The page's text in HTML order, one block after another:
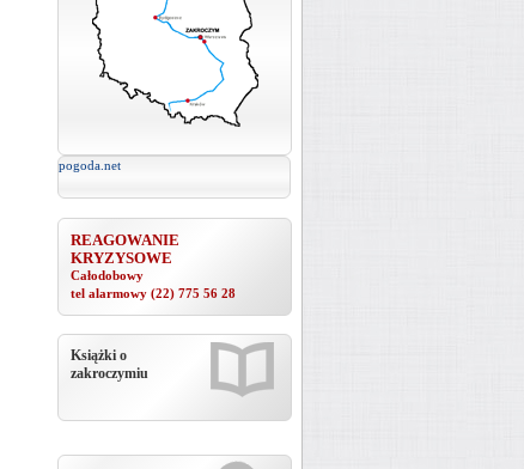
pogoda.net
REAGOWANIE
KRYZYSOWE
Całodobowy
tel alarmowy (22) 775 56 28
Książki o
zakroczymiu